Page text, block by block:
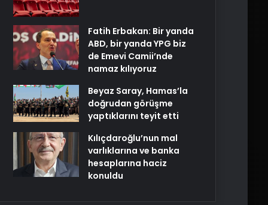
Fatih Erbakan: Bir yanda
ABD, bir yanda YPG biz
de Emevi Camii’nde
namaz kılıyoruz
Beyaz Saray, Hamas’la
doğrudan görüşme
yaptıklarını teyit etti
Kılıçdaroğlu’nun mal
varlıklarına ve banka
hesaplarına haciz
konuldu